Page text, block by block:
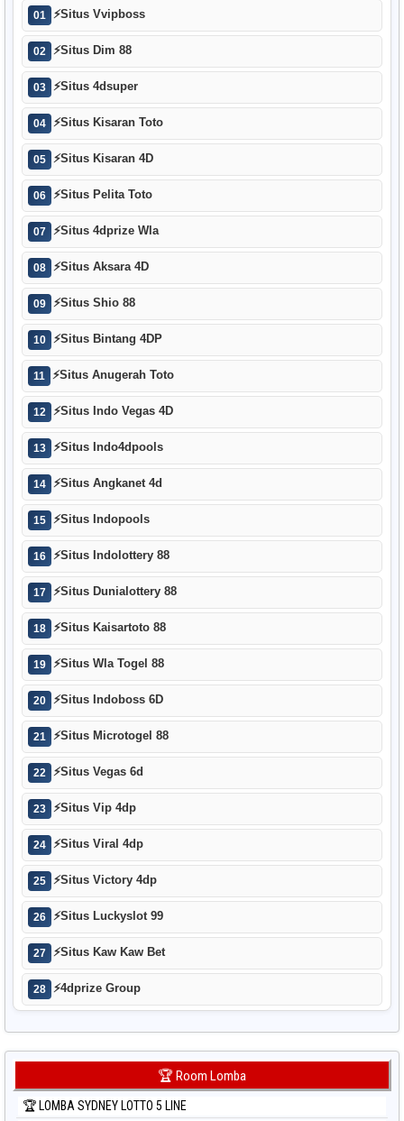
01 ⚡Situs Vvipboss
02 ⚡Situs Dim 88
03 ⚡Situs 4dsuper
04 ⚡Situs Kisaran Toto
05 ⚡Situs Kisaran 4D
06 ⚡Situs Pelita Toto
07 ⚡Situs 4dprize Wla
08 ⚡Situs Aksara 4D
09 ⚡Situs Shio 88
10 ⚡Situs Bintang 4DP
11 ⚡Situs Anugerah Toto
12 ⚡Situs Indo Vegas 4D
13 ⚡Situs Indo4dpools
14 ⚡Situs Angkanet 4d
15 ⚡Situs Indopools
16 ⚡Situs Indolottery 88
17 ⚡Situs Dunialottery 88
18 ⚡Situs Kaisartoto 88
19 ⚡Situs Wla Togel 88
20 ⚡Situs Indoboss 6D
21 ⚡Situs Microtogel 88
22 ⚡Situs Vegas 6d
23 ⚡Situs Vip 4dp
24 ⚡Situs Viral 4dp
25 ⚡Situs Victory 4dp
26 ⚡Situs Luckyslot 99
27 ⚡Situs Kaw Kaw Bet
28 ⚡4dprize Group
🏆 Room Lomba
🏆 LOMBA SYDNEY LOTTO 5 LINE